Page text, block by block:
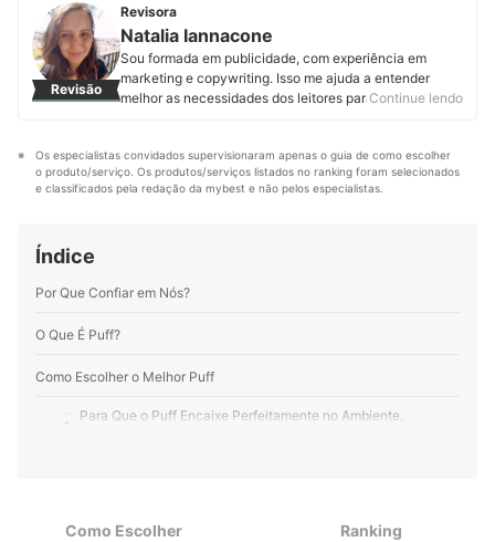
Unidos. Daniela foi a única designer de interiores
brasileira escolhida para desenvolver o projeto – THE
CLUB – da Heineken na semana de design em Milão.
Ela traz para seus trabalhos um toque de sofisticação,
simplicidade e atenção a detalhes. A designer vem
assinando projetos em eventos como Casa Cor, Casa
Todo Seu da TV Gazeta. Conheça mais sobre a Daniela
Colnaghi no Instagram, Facebook, Linkedin, YouTube e
em seu site.
Revisão
Revisora
Natalia Iannacone
Sou formada em publicidade, com experiência em
marketing e copywriting. Isso me ajuda a entender
melhor as necessidades dos leitores para produzir os
quase 2 anos e nesse período já produzi, revisei e
atualizei mais de 200 artigos. O mais legal é que posso
ampliar meus conhecimentos e ajudar os leitores a
Continue lendo
Os especialistas convidados supervisionaram apenas o guia de como escolher
o produto/serviço. Os produtos/serviços listados no ranking foram selecionados
e classificados pela redação da mybest e não pelos especialistas.
Índice
Por Que Confiar em Nós?
O Que É Puff?
Como Escolher o Melhor Puff
1
Para Que o Puff Encaixe Perfeitamente no Ambiente,
Estrutura de Madeira e Assento com Espuma D-23 Deixam o
Como Escolher Ranking